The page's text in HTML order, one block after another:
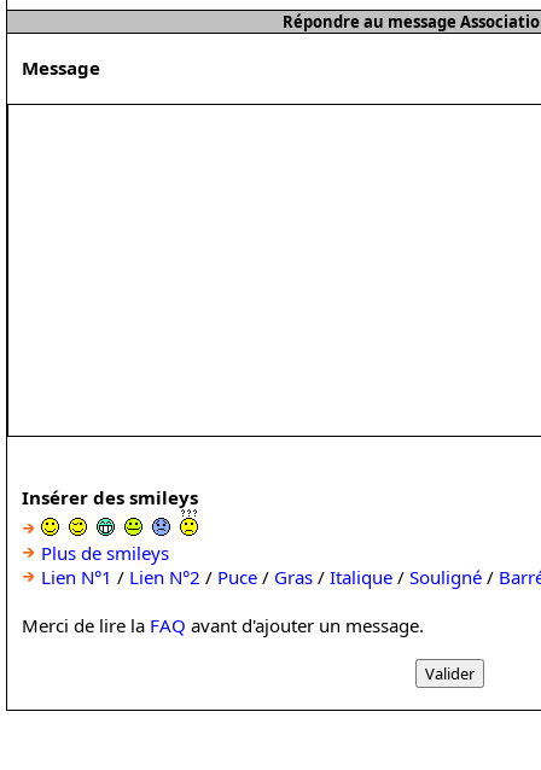
Répondre au message
Message
Insérer des smileys
Plus de smileys
Lien N°1 / Lien N°2 / Puce / Gras / Italique / Souligné /
Merci de lire la FAQ avant d'ajouter un message.